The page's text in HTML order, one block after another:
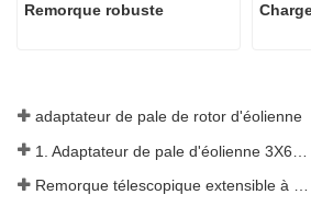
Remorque robuste
adaptateur de pale de rotor d'éolienne